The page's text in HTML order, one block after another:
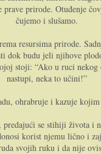
prirode. Otuđenje
čujemo i slušamo.
resursima prirode.
budu jeli njihove
“Ako u ruci nekog
nastupi, neka to učini!”
ohrabruje i kazuje
se stihiji života
korist njemu lično
svojih ruku i da nije